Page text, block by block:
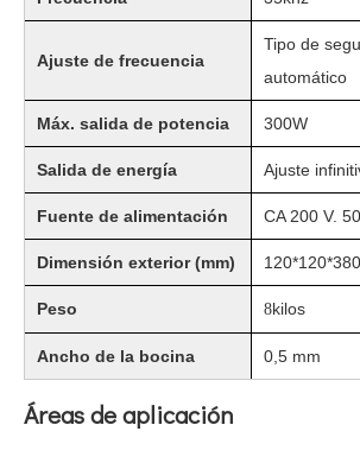
La era de la energía del hidrógeno: oportunidades para los equipos de pulverización ultrasónica
El sistema de recubrimiento de
Ajuste de frecuencia
Tipo de
automático
Máx. salida de potencia 300W
Salida de energía Ajuste
Fuente de alimentación CA 200 V.
Dimensión exterior (mm) 120*120*380
Peso 8kilos
Ancho de la bocina 0,5 mm
Áreas de aplicación